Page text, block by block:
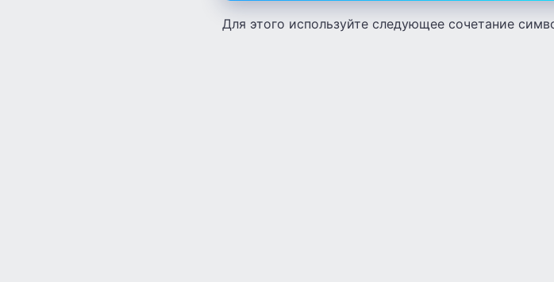
Для этого используйте следующее сочетание